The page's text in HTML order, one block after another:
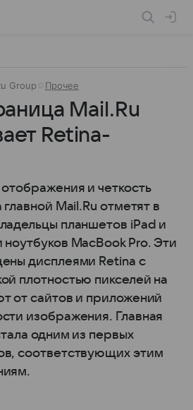
Group Прочее
Mail.Ru
Retina-
и четкость
Mail.Ru отметят в
планшетов iPad и
MacBook Pro. Эти
дисплеями Retina с
плотностью пикселей на
от сайтов и приложений
изображения. Главная
одним из первых
соответствующих этим